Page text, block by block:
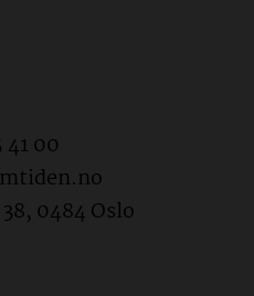
41 00
0484 Oslo